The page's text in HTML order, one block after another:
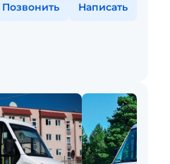
Позвонить Написать